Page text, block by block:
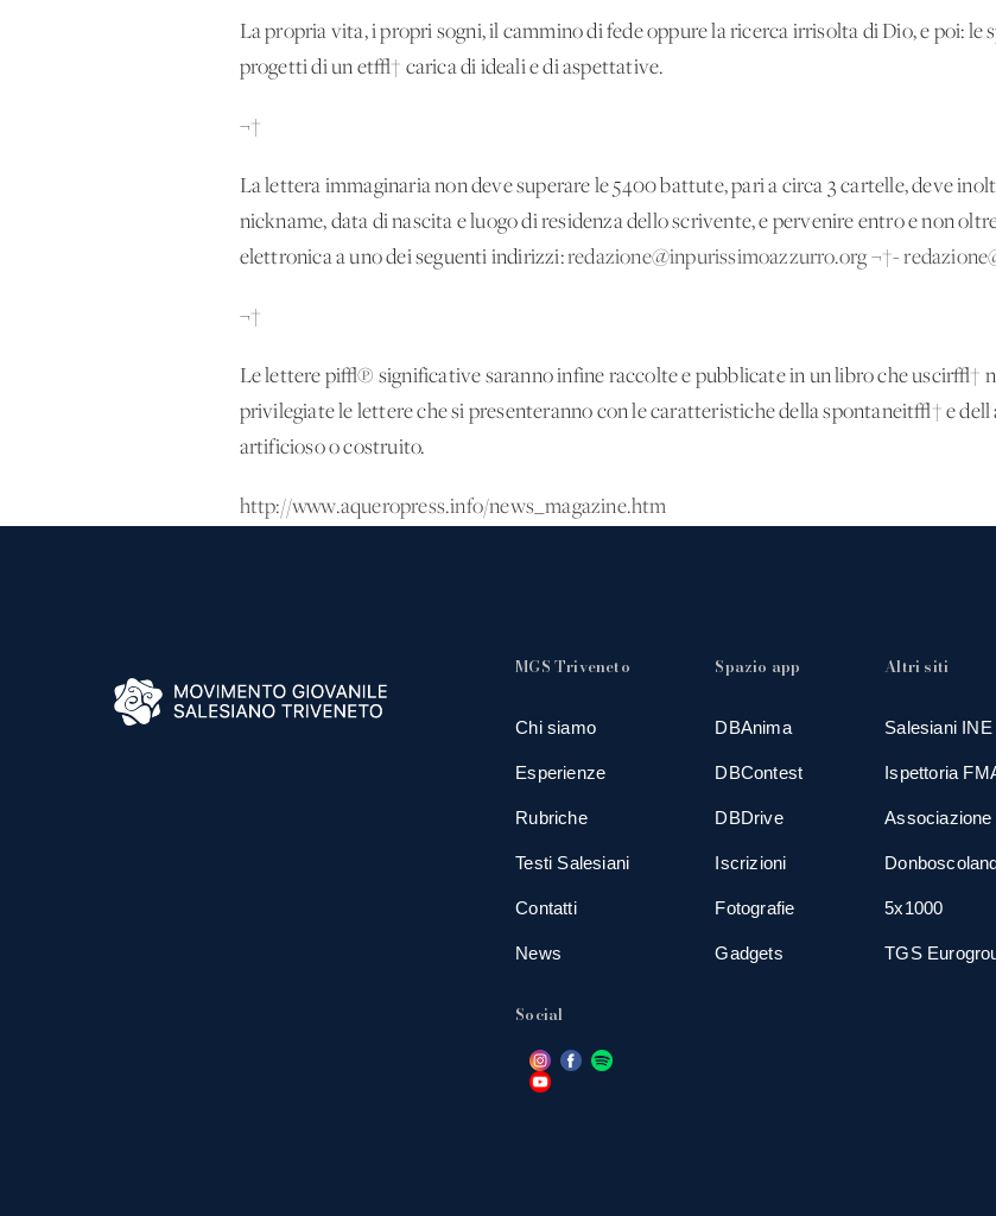
La propria vita, i propri sogni, il cammino di fede oppure la ricerca irrisolta di Dio, e poi: le
progetti di un'et√† carica di ideali e di aspettative.
¬†
La lettera immaginaria non deve superare le 5400 battute, pari a circa 3 cartelle, deve
nickname, data di nascita e luogo di residenza dello scrivente, e pervenire entro e non
elettronica a uno dei seguenti indirizzi:redazione@inpurissimoazzurro.org ¬†-
¬†
Le lettere pi√π significative saranno infine raccolte e pubblicate in un libro che uscir√†
privilegiate le lettere che si presenteranno con le caratteristiche della spontaneit√† e
artificioso o costruito.
http://www.aqueropress.info/news_magazine.htm
MGS Triveneto
Chi siamo
Esperienze
Rubriche
Testi Salesiani
Contatti
News
Social
Spazio app
DBAnima
DBContest
DBDrive
Iscrizioni
Fotografie
Gadgets
Altri siti
Salesiani INE
Ispettoria
Associazione
5x1000
TGS